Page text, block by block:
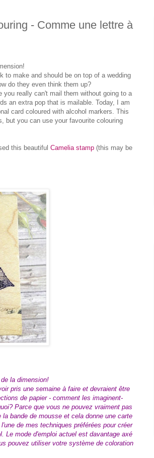
- Comme une lettre à
to make and should be on top of a wedding
do they even think them up?
really can't mail them without going to a
an extra pop that is mailable. Today, I am
card coloured with alcohol markers. This
but you can use your favourite colouring
this beautiful Camelia stamp (this may be
la dimension!
pris une semaine à faire et devraient être
de papier - comment les imaginent-
Parce que vous ne pouvez vraiment pas
bande de mousse et cela donne une carte
de mes techniques préférées pour créer
Le mode d'emploi actuel est davantage axé
pouvez utiliser votre système de coloration